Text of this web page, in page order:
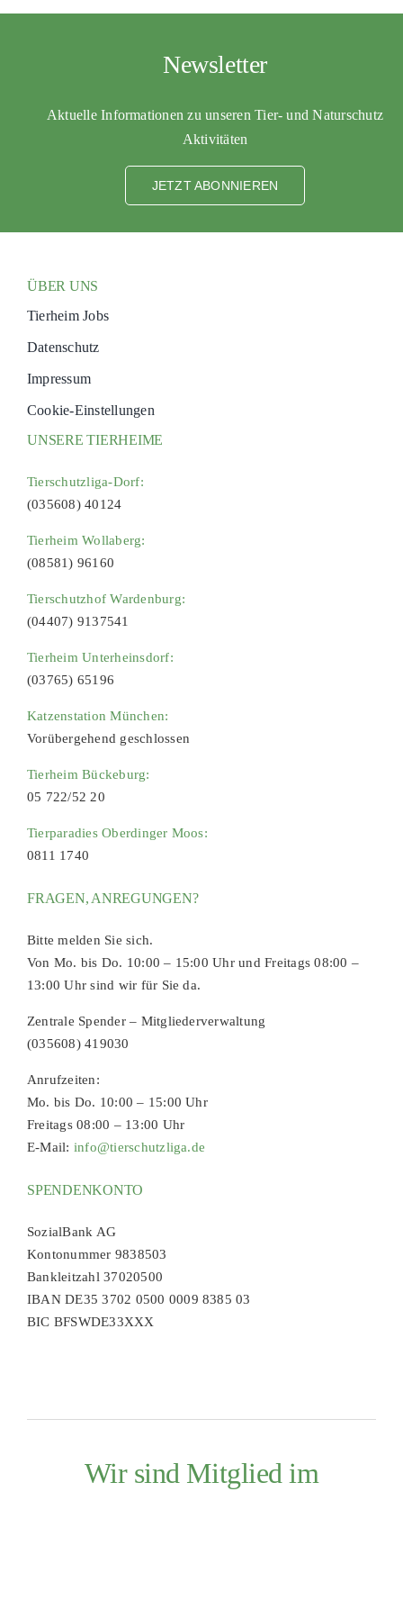
Newsletter
Aktuelle Informationen zu unseren Tier- und Naturschutz
Aktivitäten
JETZT ABONNIEREN
ÜBER UNS
Tierheim Jobs
Datenschutz
Impressum
Cookie-Einstellungen
UNSERE TIERHEIME
Tierschutzliga-Dorf:
(035608) 40124
Tierheim Wollaberg:
(08581) 96160
Tierschutzhof Wardenburg:
(04407) 9137541
Tierheim Unterheinsdorf:
(03765) 65196
Katzenstation München:
Vorübergehend geschlossen
Tierheim Bückeburg:
05 722/52 20
Tierparadies Oberdinger Moos:
0811 1740
FRAGEN, ANREGUNGEN?
Bitte melden Sie sich.
Von Mo. bis Do. 10:00 – 15:00 Uhr und Freitags 08:00 –
13:00 Uhr sind wir für Sie da.
Zentrale Spender – Mitgliederverwaltung
(035608) 419030
Anrufzeiten:
Mo. bis Do. 10:00 – 15:00 Uhr
Freitags 08:00 – 13:00 Uhr
E-Mail: info@tierschutzliga.de
SPENDENKONTO
SozialBank AG
Kontonummer 9838503
Bankleitzahl 37020500
IBAN DE35 3702 0500 0009 8385 03
BIC BFSWDE33XXX
Wir sind Mitglied im